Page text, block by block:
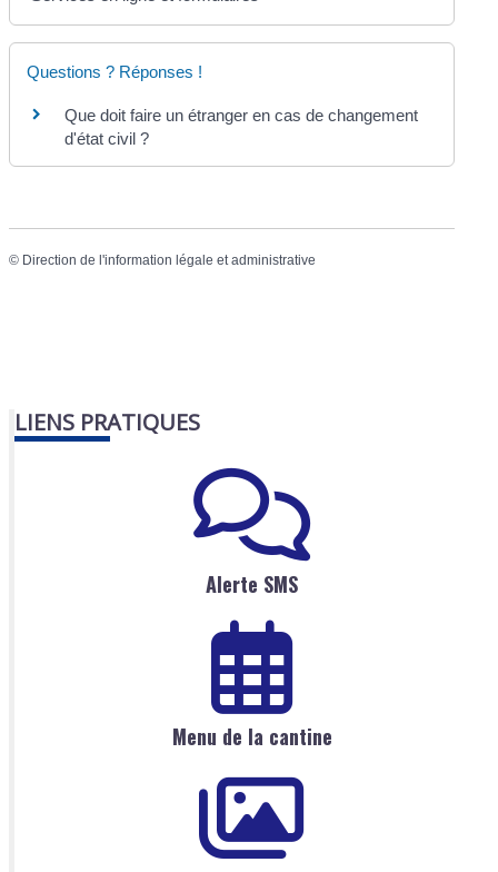
Questions ? Réponses !
Que doit faire un étranger en cas de changement
d'état civil ?
© Direction de l'information légale et administrative
LIENS PRATIQUES
Alerte SMS
Menu de la cantine